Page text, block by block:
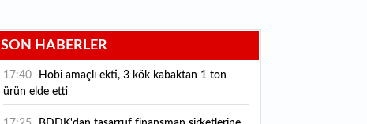
SON HABERLER
17:40
ürün elde etti